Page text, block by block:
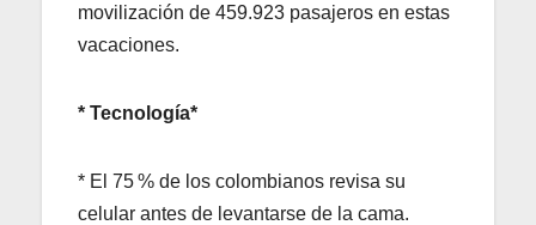
movilización de 459.923 pasajeros en estas
vacaciones.
* Tecnología*
* El 75 % de los colombianos revisa su
celular antes de levantarse de la cama.